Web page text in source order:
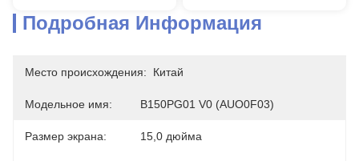
Подробная Информация
Место происхождения: Китай
Модельное имя: B150PG01 V0 (AUO0F03)
Размер экрана: 15,0 дюйма